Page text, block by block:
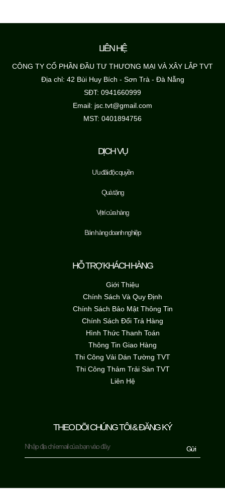
LIÊN HỆ
CÔNG TY CỔ PHẦN ĐẦU TƯ THƯƠNG MẠI VÀ XÂY LẮP TVT
Địa chỉ: 42 Bùi Huy Bích - Sơn Trà - Đà Nẵng
SĐT: 0941660999
Email: jsc.tvt@gmail.com
MST: 0401894756
DỊCH VỤ
Ưu đãi độc quyền
Quà tặng
Vị trí cửa hàng
Bán hàng doanh nghiệp
HỖ TRỢ KHÁCH HÀNG
Giới Thiệu
Chính Sách Và Quy Định
Chính Sách Bảo Mật Thông Tin
Chính Sách Đổi Trả Hàng
Hình Thức Thanh Toán
Thông Tin Giao Hàng
Thi Công Vải Dán Tường TVT
Thi Công Thảm Trải Sàn TVT
Liên Hệ
THEO DÕI CHÚNG TÔI & ĐĂNG KÝ
Gửi